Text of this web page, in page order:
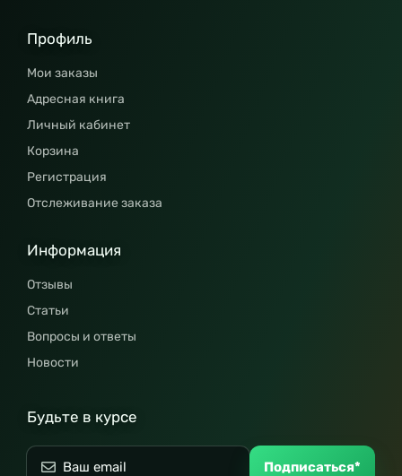
Профиль
Мои заказы
Адресная книга
Личный кабинет
Корзина
Регистрация
Отслеживание заказа
Информация
Отзывы
Статьи
Вопросы и ответы
Новости
Будьте в курсе
Подписаться*